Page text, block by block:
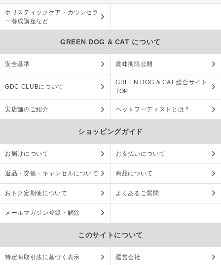
ホリスティックケア・カウンセラ
ー養成講座など
GREEN DOG & CAT について
安全基準 賞味期限公開
GDC CLUBについて
GREEN DOG & CAT 総合サイト
TOP
実店舗のご紹介 ペットフーディストとは？
ショッピングガイド
お届けについて お支払いについて
返品・交換・キャンセルについて 商品について
おトク定期便について よくあるご質問
メールマガジン登録・解除
このサイトについて
特定商取引法に基づく表示 運営会社